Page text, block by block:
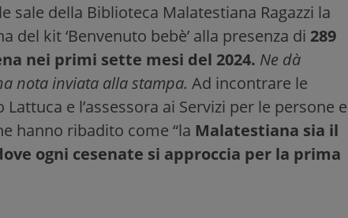
sale della Biblioteca Malatestiana Ragazzi la
kit ‘Benvenuto bebè’ alla presenza di 289
nei primi sette mesi del 2024. Ne dà
nota inviata alla stampa. Ad incontrare le
e l’assessora ai Servizi per le persone e
hanno ribadito come “la Malatestiana sia il
ogni cesenate si approccia per la prima